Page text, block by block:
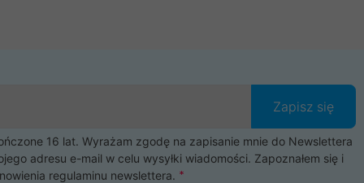
Zapisz się
16 lat. Wyrażam zgodę na zapisanie mnie do Newslettera
adresu e-mail w celu wysyłki wiadomości. Zapoznałem się i
regulaminu newslettera.